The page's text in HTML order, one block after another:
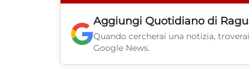
Aggiungi Quotidiano di
Quando cercherai una notizia,
Google News.